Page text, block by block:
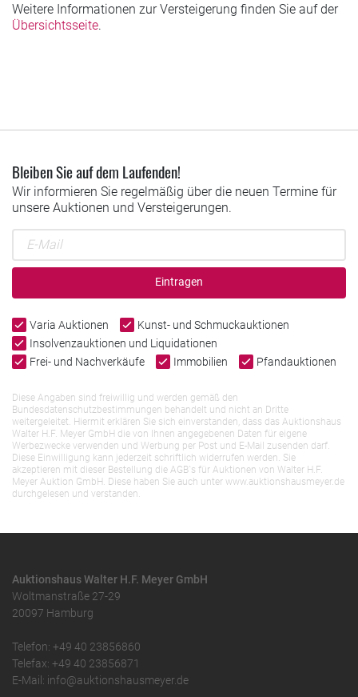
Weitere Informationen zur Versteigerung finden Sie auf der
Übersichtsseite.
Bleiben Sie auf dem Laufenden!
Wir informieren Sie regelmäßig über die neuen Termine für
unsere Auktionen und Versteigerungen.
Eintragen
Varia Auktionen
Kunst- und Schmuckauktionen
Insolvenzauktionen und Liquidationen
Frei- und Nachverkäufe
Immobilien Pfandauktionen
Diese Angaben sind freiwillig und werden gemäß den
Bundesdatenschutzbestimmungen behandelt und nicht an Dritte
weitergeleitet. Hiermit erklären Sie sich einverstanden, dass das Auktionshaus
Walter H.F. Meyer GmbH die von Ihnen angegebenen Daten für eigene
Werbezwecke verwenden und Werbung per Post und E-Mail zusenden darf.
Diese Einwilligung kann jederzeit schriftlich widerrufen werden. Sie
akzeptieren mit dieser Bestellung die AGB`s für Auktionen von Walter H.F.
Meyer Auktion GmbH. Diese haben Sie auch unter www.auktionshausmeyer.de
durchgelesen und verstanden.
Auktionshaus Walter H.F. Meyer GmbH
Woltmanstraße 27-29
20097 Hamburg
Telefon: +49 40 23856860
Telefax: +49 40 23856871
E-Mail: info@auktionshausmeyer.de